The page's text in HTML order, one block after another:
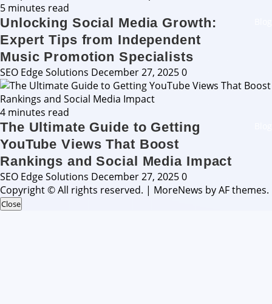
5 minutes read
Unlocking Social Media Growth:
Expert Tips from Independent
Music Promotion Specialists
SEO Edge Solutions December 27, 20250
4 minutes read
The Ultimate Guide to Getting
YouTube Views That Boost
Rankings and Social Media Impact
SEO Edge Solutions December 27, 20250
Copyright © All rights reserved. | MoreNews by AF themes.
Close